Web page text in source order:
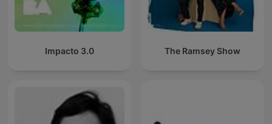
Impacto 3.0 The Ramsey Show